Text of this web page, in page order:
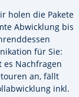
holen die Pakete
Abwicklung bis
für Sie:
es Nachfragen
an, fällt
inkl.